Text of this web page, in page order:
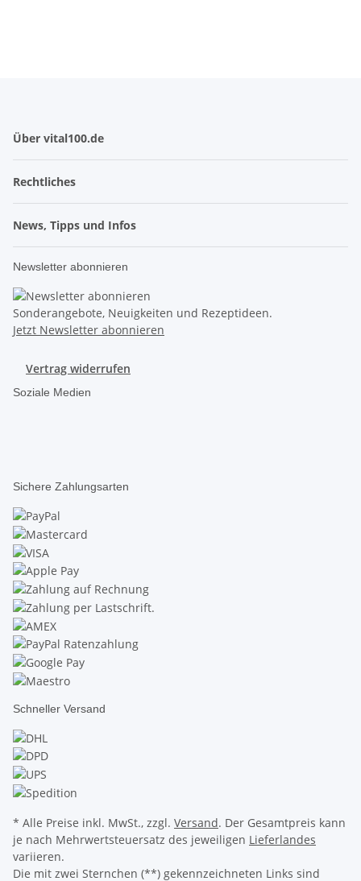
Über vital100.de
Rechtliches
News, Tipps und Infos
Newsletter abonnieren
Sonderangebote, Neuigkeiten und Rezeptideen.
Jetzt Newsletter abonnieren
Vertrag widerrufen
Soziale Medien
Sichere Zahlungsarten
Schneller Versand
* Alle Preise inkl. MwSt., zzgl. Versand. Der Gesamtpreis kann
je nach Mehrwertsteuersatz des jeweiligen Lieferlandes
variieren.
Die mit zwei Sternchen (**) gekennzeichneten Links sind